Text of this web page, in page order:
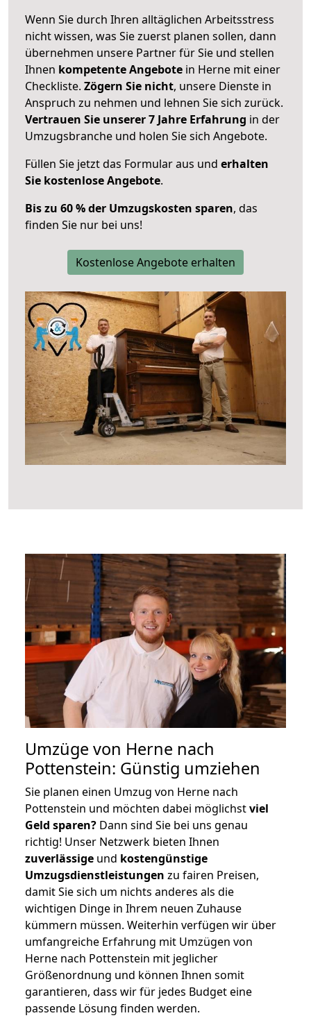
Wenn Sie durch Ihren alltäglichen Arbeitsstress
nicht wissen, was Sie zuerst planen sollen, dann
übernehmen unsere Partner für Sie und stellen
Ihnen kompetente Angebote in Herne mit einer
Checkliste. Zögern Sie nicht, unsere Dienste in
Anspruch zu nehmen und lehnen Sie sich zurück.
Vertrauen Sie unserer 7 Jahre Erfahrung in der
Umzugsbranche und holen Sie sich Angebote.
Füllen Sie jetzt das Formular aus und erhalten
Sie kostenlose Angebote.
Bis zu 60 % der Umzugskosten sparen, das
finden Sie nur bei uns!
Kostenlose Angebote erhalten
Umzüge von Herne nach
Pottenstein: Günstig umziehen
Sie planen einen Umzug von Herne nach
Pottenstein und möchten dabei möglichstviel
Geld sparen? Dann sind Sie bei uns genau
richtig! Unser Netzwerk bieten Ihnen
zuverlässige und kostengünstige
Umzugsdienstleistungen zu fairen Preisen,
damit Sie sich um nichts anderes als die
wichtigen Dinge in Ihrem neuen Zuhause
kümmern müssen. Weiterhin verfügen wir über
umfangreiche Erfahrung mit Umzügen von
Herne nach Pottenstein mit jeglicher
Größenordnung und können Ihnen somit
garantieren, dass wir für jedes Budget eine
passende Lösung finden werden.